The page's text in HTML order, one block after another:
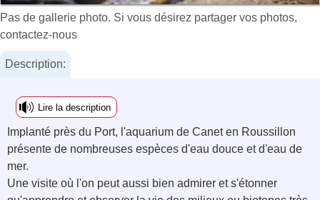
Pas de gallerie photo. Si vous désirez partager vos photos,
contactez-nous
Description:
Lire la description
Implanté près du Port, l'aquarium de Canet en Roussillon
présente de nombreuses espèces d'eau douce et d'eau de
mer.
Une visite où l'on peut aussi bien admirer et s'étonner